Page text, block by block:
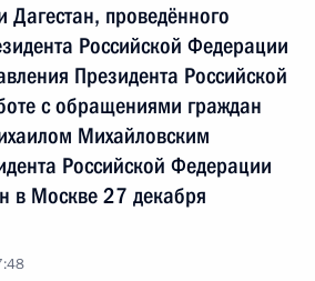
Дагестан, проведённого
Российской Федерации
Президента Российской
с обращениями граждан
Михайловским
Российской Федерации
в Москве 27 декабря